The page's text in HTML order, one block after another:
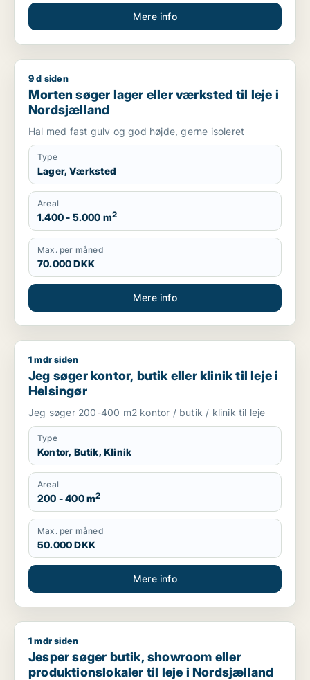
Mere info
Morten søger lager eller værksted til leje i Nordsjælland
9 d siden
Morten søger lager eller værksted til leje i
Nordsjælland
Hal med fast gulv og god højde, gerne isoleret
Type
Lager, Værksted
Areal
1.400 - 5.000 m2
Max. per måned
70.000 DKK
Mere info
Jeg søger kontor, butik eller klinik til leje i Helsingør
1 mdr siden
Jeg søger kontor, butik eller klinik til leje i
Helsingør
Jeg søger 200-400 m2 kontor / butik / klinik til leje
Type
Kontor, Butik, Klinik
Areal
200 - 400 m2
Max. per måned
50.000 DKK
Mere info
Jesper søger butik, showroom eller produktionslokaler til
1 mdr siden
Jesper søger butik, showroom eller
produktionslokaler til leje i Nordsjælland